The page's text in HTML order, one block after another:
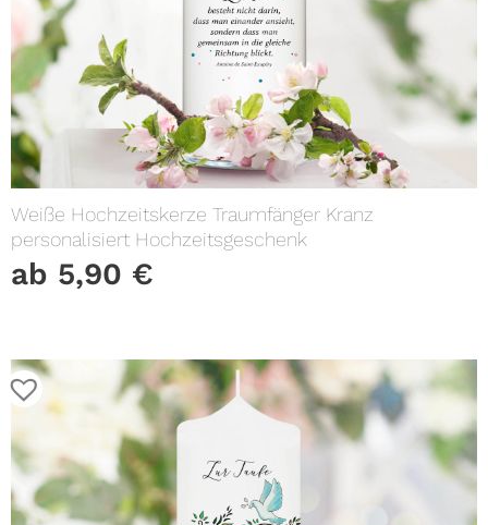
Weiße Hochzeitskerze Traumfänger Kranz
personalisiert Hochzeitsgeschenk
ab 5,90 €